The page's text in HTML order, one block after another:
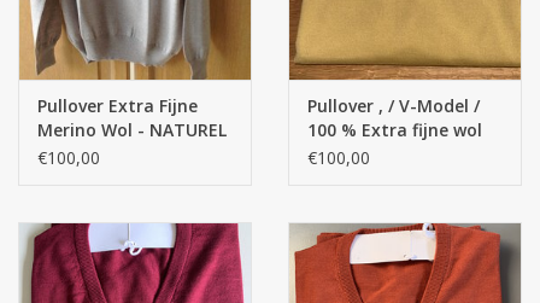
Pullover Extra Fijne
Merino Wol - NATUREL
€100,00
Pullover , / V-Model /
100 % Extra fijne wol
merino' s
€100,00